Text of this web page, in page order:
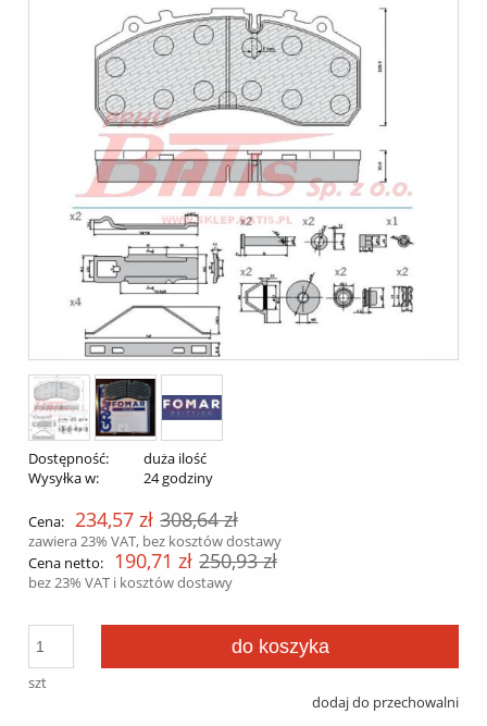
Dostępność:
duża ilość
Wysyłka w:
24 godziny
Cena: 234,57 zł 308,64 zł
zawiera 23% VAT, bez kosztów dostawy
Cena netto:
190,71 zł 250,93 zł
bez 23% VAT i kosztów dostawy
szt
do koszyka
dodaj do przechowalni